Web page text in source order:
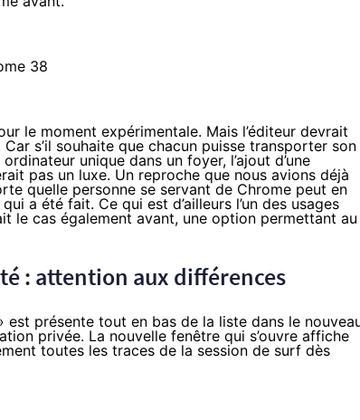
le moment expérimentale. Mais l’éditeur devrait
s’il souhaite que chacun puisse transporter son
unique dans un foyer, l’ajout d’une
pas un luxe. Un reproche que nous avions déjà
quelle personne se servant de Chrome peut en
a été fait. Ce qui est d’ailleurs l’un des usages
le cas également avant, une option permettant au
: attention aux différences
est présente tout en bas de la liste dans le
privée. La nouvelle fenêtre qui s’ouvre affiche
toutes les traces de la session de surf dès